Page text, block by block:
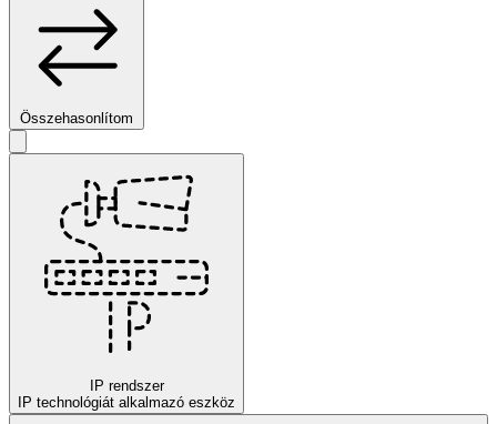
Összehasonlítom
IP rendszer
IP technológiát alkalmazó eszköz